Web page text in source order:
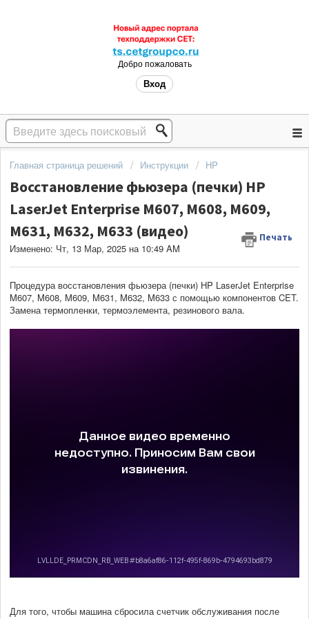
Добро пожаловать
Вход
Главная страница решений Инструкции HP
Восстановление фьюзера (печки) HP
LaserJet Enterprise M607, M608, M609,
M631, M632, M633 (видео)
Печать
Изменено: Чт, 13 Мар, 2025 на 10:49 AM
Процедура восстановления фьюзера (печки) HP LaserJet Enterprise
M607, M608, M609, M631, M632, M633 с помощью компонентов CET.
Замена термопленки, термоэлемента, резинового вала.
Для того, чтобы машина сбросила счетчик обслуживания после